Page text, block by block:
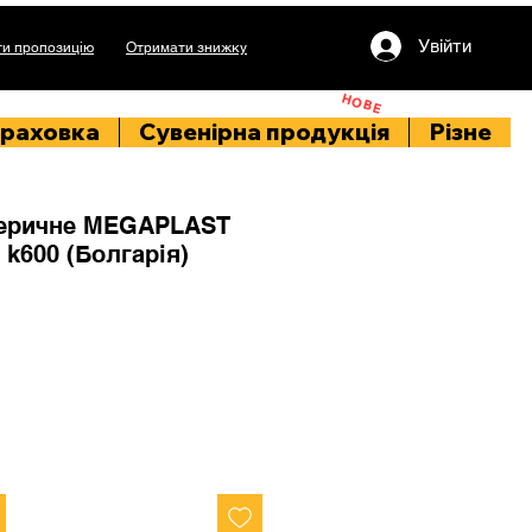
пропозицію Отримати знижку Увійти
НОВЕ
Сувенірна продукція Різне
MEGAPLAST
(Болгарія)